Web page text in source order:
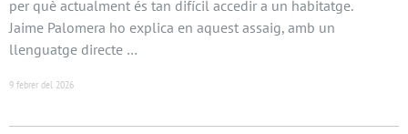
per què actualment és tan difícil accedir a un habitatge.
Jaime Palomera ho explica en aquest assaig, amb un
llenguatge directe …
9 febrer del 2026